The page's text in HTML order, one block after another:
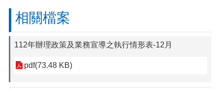
相關檔案
112年辦理政策及業務宣導之執行情形表-12月
pdf(73.48 KB)